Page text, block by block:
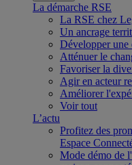
La démarche RSE
La RSE chez
Un ancrage
Développer une
Atténuer le
Favoriser la
Agir en acteur
Améliorer
Voir tout
L’actu
Profitez des
Espace
Mode démo de